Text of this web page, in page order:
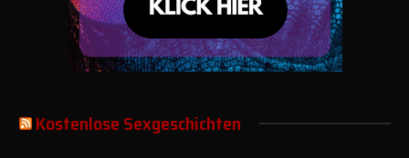
Kostenlose Sexgeschichten